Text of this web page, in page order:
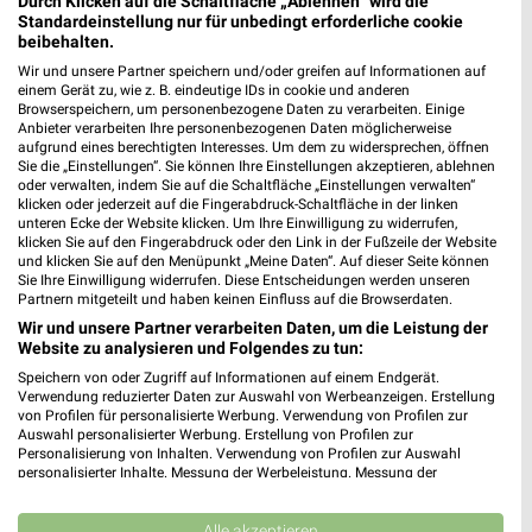
MEHR PROSPEKTE
weekli - Prospekte & Angebote App
Alle Kik Angebote immer griffbereit – mit der kostenlosen
Standardeinstellung nur für unbedingt erforderliche cookie
beibehalten.
Wir und unsere Partner speichern und/oder greifen auf Informationen auf
einem Gerät zu, wie z. B. eindeutige IDs in cookie und anderen
Browserspeichern, um personenbezogene Daten zu verarbeiten. Einige
Anbieter verarbeiten Ihre personenbezogenen Daten möglicherweise
aufgrund eines berechtigten Interesses. Um dem zu widersprechen, öffnen
Sie die „Einstellungen“. Sie können Ihre Einstellungen akzeptieren, ablehnen
oder verwalten, indem Sie auf die Schaltfläche „Einstellungen verwalten“
klicken oder jederzeit auf die Fingerabdruck-Schaltfläche in der linken
unteren Ecke der Website klicken. Um Ihre Einwilligung zu widerrufen,
klicken Sie auf den Fingerabdruck oder den Link in der Fußzeile der Website
und klicken Sie auf den Menüpunkt „Meine Daten“. Auf dieser Seite können
Sie Ihre Einwilligung widerrufen. Diese Entscheidungen werden unseren
Partnern mitgeteilt und haben keinen Einfluss auf die Browserdaten.
Wir und unsere Partner verarbeiten Daten, um die Leistung der
Website zu analysieren und Folgendes zu tun:
Speichern von oder Zugriff auf Informationen auf einem Endgerät.
Verwendung reduzierter Daten zur Auswahl von Werbeanzeigen. Erstellung
von Profilen für personalisierte Werbung. Verwendung von Profilen zur
Auswahl personalisierter Werbung. Erstellung von Profilen zur
Personalisierung von Inhalten. Verwendung von Profilen zur Auswahl
personalisierter Inhalte. Messung der Werbeleistung. Messung der
Kombinationen von Daten aus verschiedenen Quellen. Entwicklung und